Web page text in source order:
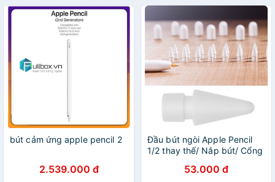
bút cảm ứng apple pencil 2
2.539.000 đ
Đầu bút ngòi Apple Pencil
1/2 thay thế/ Nắp bút/ Cổng
53.000 đ